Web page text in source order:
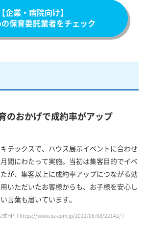
【企業・病院向け】
保育委託業者をチェック
のおかげで成約率がアップ
テックスで、ハウス展示イベントに合わせ
間にわたって実施。当初は集客目的でイベ
が、集客以上に成約率アップにつながる効
いただいたお客様からも、お子様を安心し
言葉も届いています。
式HP（https://www.oz-com.jp/2022/06/08/22142/）